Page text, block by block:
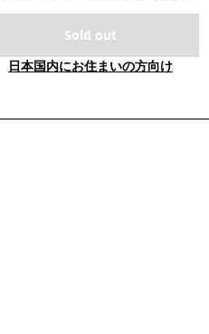
Sold out
日本国内にお住まいの方向け